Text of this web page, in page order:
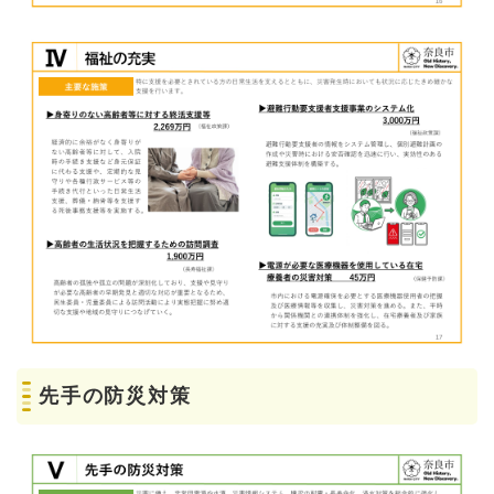
先手の防災対策